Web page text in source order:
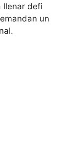
llenar defi
un